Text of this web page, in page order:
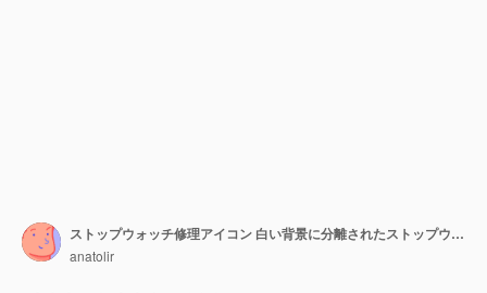
ストップウォッチ修理アイコン 白い背景に分離されたストップウォッチ修理ベクトル アイコンのフラットの図
anatolir